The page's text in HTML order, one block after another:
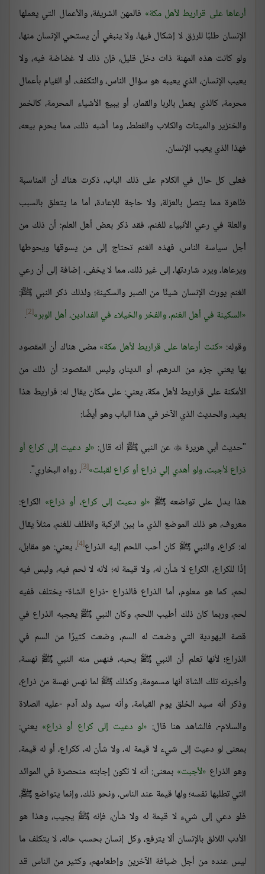
أرعاها على قراريط لأهل مكة فالمهن الشريفة، والأعمال التي يعملها
الإنسان طلبًا للرزق لا إشكال فيها، ولا ينبغي أن يستحي الإنسان منها،
ولو كانت هذه المهنة ذات دخل قليل، فإن ذلك لا غضاضة فيه، ولا
يعيب الإنسان، الذي يعيبه هو سؤال الناس، والتكفف، أو القيام بأعمال
محرمة، كالذي يعمل بالربا والقمار، أو يبيع الأشياء المحرمة، كالخمر
والخنزير والميتات والكلاب والقطط، وما أشبه ذلك، مما يحرم بيعه،
فهذا الذي يعيب الإنسان.
فعلى كل حال في الكلام على ذلك الباب، ذكرت هناك أن المناسبة
ظاهرة مما يتصل بالعزلة، ولا حاجة للإعادة، أما ما يتعلق بالسبب
والعلة في رعي الأنبياء للغنم، فقد ذكر بعض أهل العلم: أن ذلك من
أجل سياسة الناس، فهذه الغنم تحتاج إلى من يسوقها ويحوطها
ويرعاها، ويرد شاردتها، إلى غير ذلك، مما لا يخفى، إضافة إلى أن رعي
الغنم يورث الإنسان شيئًا من الصبر والسكينة؛ ولذلك ذكر النبي ﷺ:
السكينة في أهل الغنم، والفخر والخيلاء في الفدادين، أهل الوبر [2]
.
وقوله: كنت أرعاها على قراريط لأهل مكة مضى هناك أن المقصود
بها يعني جزء من الدرهم، أو الدينار، وليس المقصود: أن ذلك من
الأمكنة على قراريط لأهل مكة، يعني: على مكان يقال له: قراريط هذا
بعيد. والحديث الذي الآخر في هذا الباب وهو أيضًا:
"حديث أبي هريرة عن النبي ﷺ أنه قال: لو دعيت إلى كراع أو
ذراع لأجبت، ولو أهدي إلي ذراع أو كراع لقبلت [3] ، رواه البخاري".
هذا يدل على تواضعه ﷺ لو دعيت إلى كراع، أو ذراع الكراع:
معروف، هو ذلك الموضع الذي ما بين الركبة والظلف للغنم، مثلاً يقال
له: كراع، والنبي ﷺ كان أحب اللحم إليه الذراع[4] ، يعني: هو مقابل،
إذًا للكراع، الكراع لا شأن له، ولا قيمة له؛ لأنه لا لحم فيه، وليس فيه
لحم، كما هو معلوم، أما الذراع فالذراع -ذراع الشاة- يختلف ففيه
لحم، وربما كان ذلك أطيب اللحم، وكان النبي ﷺ يعجبه الذراع في
قصة اليهودية التي وضعت له السم، وضعت كثيرًا من السم في
الذراع؛ لأنها تعلم أن النبي ﷺ يحبه، فنهس منه النبي ﷺ نهسة،
وأخبرته تلك الشاة أنها مسمومة، وكذلك ﷺ لما نهس نهسة من ذراع،
وذكر أنه سيد الخلق يوم القيامة، وأنه سيد ولد آدم -عليه الصلاة
والسلام-، فالشاهد هنا قال: لو دعيت إلى كراع أو ذراع يعني:
بمعنى لو دعيت إلى شيء لا قيمة له، ولا شأن له، ككراع، أو له قيمة،
وهو الذراع لأجبت بمعنى: أنه لا تكون إجابته منحصرة في الموائد
التي تطلبها نفسه؛ ولها قيمة عند الناس، ونحو ذلك، وإنما يتواضع ﷺ،
فلو دعي إلى شيء لا قيمة له ولا شأن، فإنه ﷺ يجيب، وهذا هو
الأدب اللائق بالإنسان ألا يترفع، وكل إنسان بحسب حاله، لا يتكلف ما
ليس عنده من أجل ضيافة الآخرين وإطعامهم، وكثير من الناس قد